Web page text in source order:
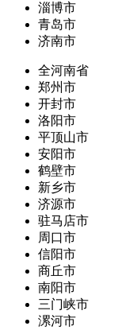
淄博市
青岛市
济南市
全河南省
郑州市
开封市
洛阳市
平顶山市
安阳市
鹤壁市
新乡市
济源市
驻马店市
周口市
信阳市
商丘市
南阳市
三门峡市
漯河市